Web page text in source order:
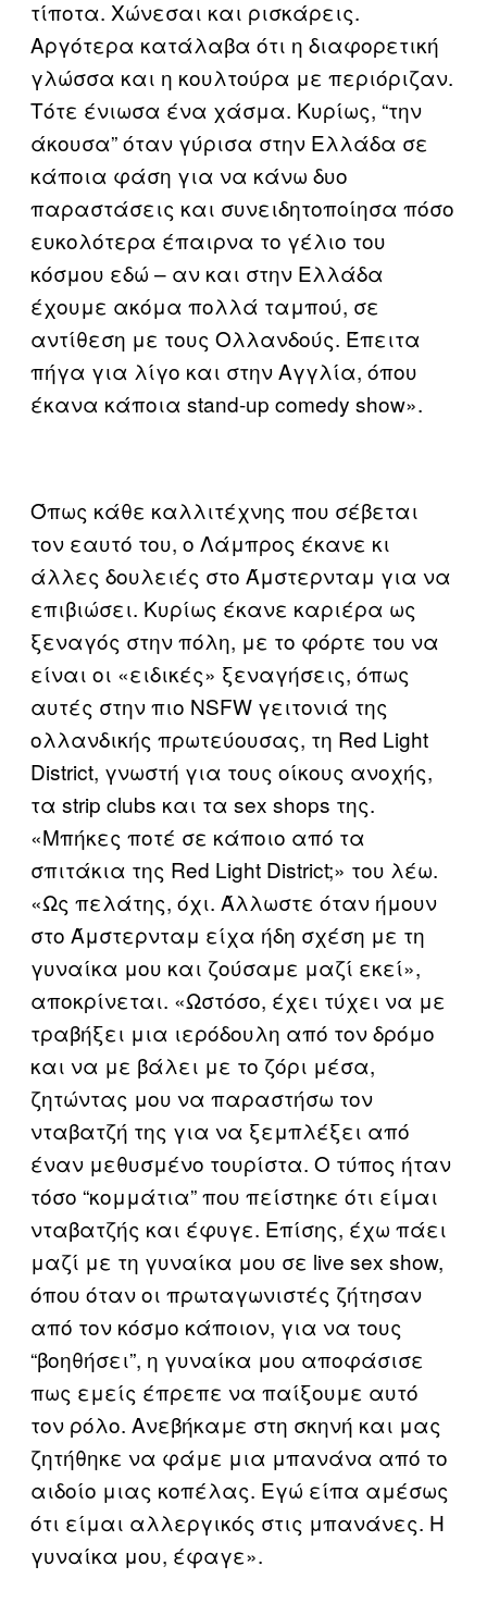
τίποτα. Χώνεσαι και ρισκάρεις.
Αργότερα κατάλαβα ότι η διαφορετική
γλώσσα και η κουλτούρα με περιόριζαν.
Τότε ένιωσα ένα χάσμα. Κυρίως, “την
άκουσα” όταν γύρισα στην Ελλάδα σε
κάποια φάση για να κάνω δυο
παραστάσεις και συνειδητοποίησα πόσο
ευκολότερα έπαιρνα το γέλιο του
κόσμου εδώ – αν και στην Ελλάδα
έχουμε ακόμα πολλά ταμπού, σε
αντίθεση με τους Ολλανδούς. Έπειτα
πήγα για λίγο και στην Αγγλία, όπου
έκανα κάποια stand-up comedy show».
Όπως κάθε καλλιτέχνης που σέβεται
τον εαυτό του, ο Λάμπρος έκανε κι
άλλες δουλειές στο Άμστερνταμ για να
επιβιώσει. Κυρίως έκανε καριέρα ως
ξεναγός στην πόλη, με το φόρτε του να
είναι οι «ειδικές» ξεναγήσεις, όπως
αυτές στην πιο NSFW γειτονιά της
ολλανδικής πρωτεύουσας, τη Red Light
District, γνωστή για τους οίκους ανοχής,
τα strip clubs και τα sex shops της.
«Μπήκες ποτέ σε κάποιο από τα
σπιτάκια της Red Light District;» του λέω.
«Ως πελάτης, όχι. Άλλωστε όταν ήμουν
στο Άμστερνταμ είχα ήδη σχέση με τη
γυναίκα μου και ζούσαμε μαζί εκεί»,
αποκρίνεται. «Ωστόσο, έχει τύχει να με
τραβήξει μια ιερόδουλη από τον δρόμο
και να με βάλει με το ζόρι μέσα,
ζητώντας μου να παραστήσω τον
νταβατζή της για να ξεμπλέξει από
έναν μεθυσμένο τουρίστα. Ο τύπος ήταν
τόσο “κομμάτια” που πείστηκε ότι είμαι
νταβατζής και έφυγε. Επίσης, έχω πάει
μαζί με τη γυναίκα μου σε live sex show,
όπου όταν οι πρωταγωνιστές ζήτησαν
από τον κόσμο κάποιον, για να τους
“βοηθήσει”, η γυναίκα μου αποφάσισε
πως εμείς έπρεπε να παίξουμε αυτό
τον ρόλο. Ανεβήκαμε στη σκηνή και μας
ζητήθηκε να φάμε μια μπανάνα από το
αιδοίο μιας κοπέλας. Εγώ είπα αμέσως
ότι είμαι αλλεργικός στις μπανάνες. Η
γυναίκα μου, έφαγε».